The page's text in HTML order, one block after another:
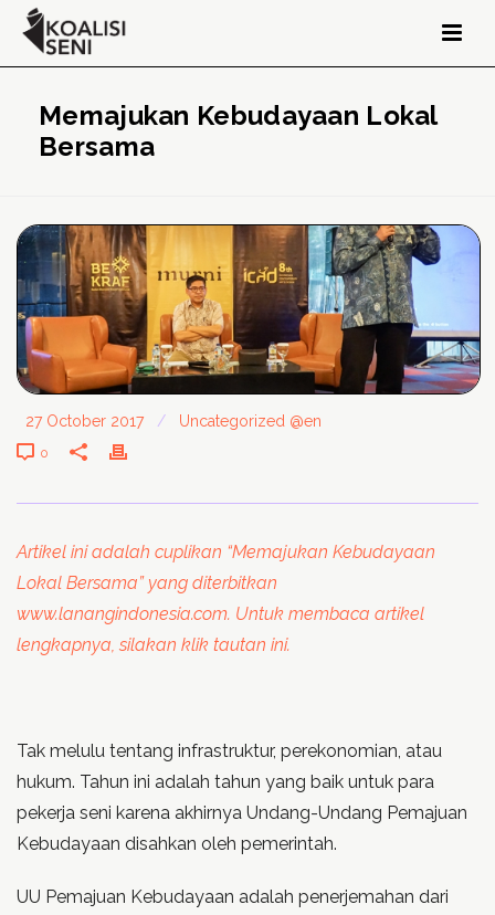
Memajukan Kebudayaan Lokal
Bersama
27 October 2017 / Uncategorized @en
0
Artikel ini adalah cuplikan “Memajukan Kebudayaan
Lokal Bersama” yang diterbitkan
www.lanangindonesia.com. Untuk membaca artikel
lengkapnya, silakan klik tautan ini.
Tak melulu tentang infrastruktur, perekonomian, atau
hukum. Tahun ini adalah tahun yang baik untuk para
pekerja seni karena akhirnya Undang-Undang Pemajuan
Kebudayaan disahkan oleh pemerintah.
UU Pemajuan Kebudayaan adalah penerjemahan dari